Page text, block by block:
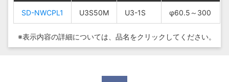
SD-
NWCPL1
U3S50M U3-1S
φ60.5～
300
SD-NWCPL1 U3S50M U3-1S φ60.5～300
SD-
NWCPL1
U3S50M U3-1S
φ60.5～
300
SD-NWCPL1 U3S50M U3-1S φ60.5～300
※表示内容の詳細については、 品名をクリックしてください。